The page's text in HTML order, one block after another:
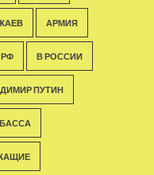
АРМИЯ
В РОССИИ
ПУТИН